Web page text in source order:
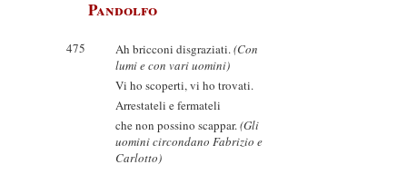
Pandolfo
475 Ah bricconi disgraziati.(Con
lumi e con vari uomini)
Vi ho scoperti, vi ho trovati.
Arrestateli e fermateli
che non possino scappar.(Gli
uomini circondano Fabrizio e
Carlotto)